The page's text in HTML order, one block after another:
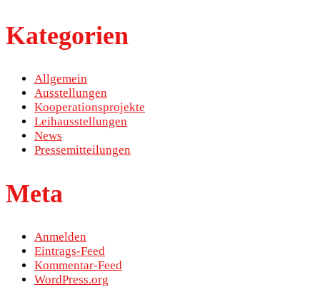
Kategorien
Allgemein
Ausstellungen
Kooperationsprojekte
Leihausstellungen
News
Pressemitteilungen
Meta
Anmelden
Eintrags-Feed
Kommentar-Feed
WordPress.org